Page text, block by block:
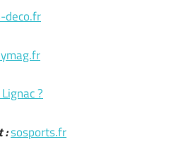
deco.fr
?
:sosports.fr